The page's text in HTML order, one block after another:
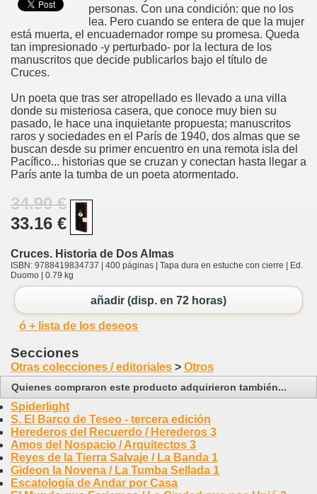
personas. Con una condición: que no los
lea. Pero cuando se entera de que la mujer
está muerta, el encuadernador rompe su promesa. Queda
tan impresionado -y perturbado- por la lectura de los
manuscritos que decide publicarlos bajo el título de
Cruces.
Un poeta que tras ser atropellado es llevado a una villa
donde su misteriosa casera, que conoce muy bien su
pasado, le hace una inquietante propuesta; manuscritos
raros y sociedades en el París de 1940, dos almas que se
buscan desde su primer encuentro en una remota isla del
Pacífico... historias que se cruzan y conectan hasta llegar a
París ante la tumba de un poeta atormentado.
34.90 €
33.16 €
Cruces. Historia de Dos Almas
ISBN: 9788419834737 | 400 páginas | Tapa dura en estuche con cierre | Ed.
Duomo | 0.79 kg
añadir (disp. en 72 horas)
ó + lista de los deseos
Secciones
Otras colecciones / editoriales > Otros
Quienes compraron este producto adquirieron también...
Spiderlight
S. El Barco de Teseo - tercera edición
Herederos del Recuerdo / Herederos 3
Amos del Nospacio / Arquitectos 3
Reyes de la Tierra Salvaje / La Banda 1
Gideon la Novena / La Tumba Sellada 1
Escatología de Andar por Casa